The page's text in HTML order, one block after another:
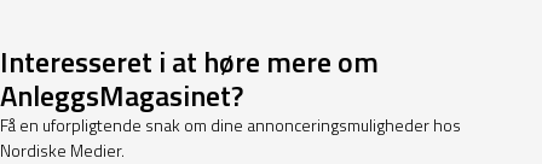
Interesseret i at høre mere om
AnleggsMagasinet?
Få en uforpligtende snak om dine annonceringsmuligheder hos
Nordiske Medier.